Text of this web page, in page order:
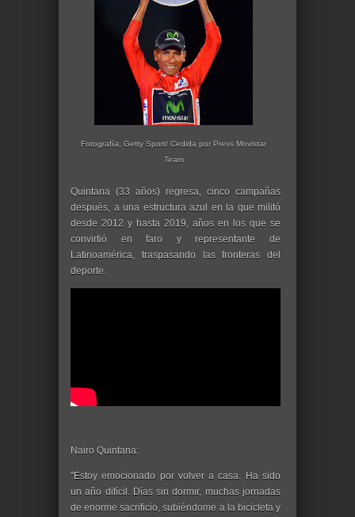
Fotografía; Getty Sport/ Cedida por Press Movistar
Team
Quintana (33 años) regresa, cinco campañas
después, a una estructura azul en la que militó
desde 2012 y hasta 2019, años en los que se
convirtió en faro y representante de
Latinoamérica, traspasando las fronteras del
deporte.
Nairo Quintana:
"Estoy emocionado por volver a casa. Ha sido
un año difícil. Días sin dormir, muchas jornadas
de enorme sacrificio, subiéndome a la bicicleta y